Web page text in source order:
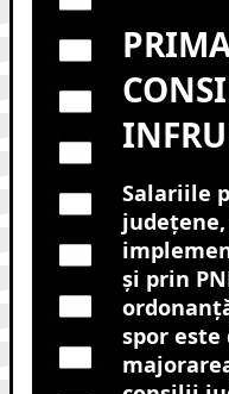
Salariile
și prin
spor